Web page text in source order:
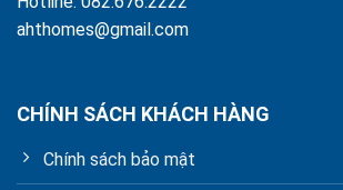
ahthomes@gmail.com
CHÍNH SÁCH KHÁCH HÀNG
Chính sách bảo mật